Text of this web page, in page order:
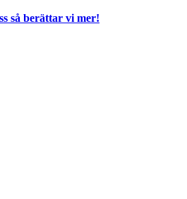
så berättar vi mer!